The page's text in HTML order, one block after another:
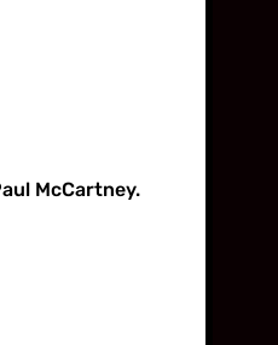
McCartney.